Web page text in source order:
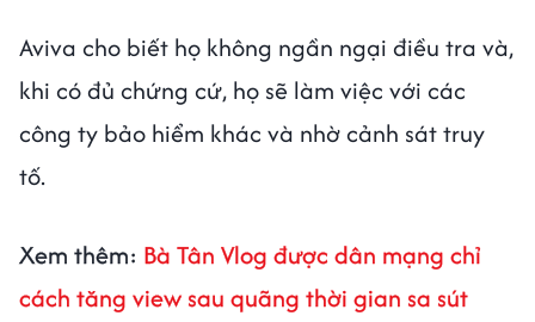
Aviva cho biết họ không ngần ngại điều tra và,
khi có đủ chứng cứ, họ sẽ làm việc với các
công ty bảo hiểm khác và nhờ cảnh sát truy
tố.
Xem thêm: Bà Tân Vlog được dân mạng chỉ
cách tăng view sau quãng thời gian sa sút